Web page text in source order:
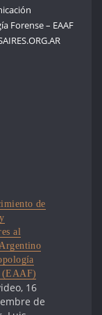
Forense – EAAF
de
al
(EAAF)
16
de